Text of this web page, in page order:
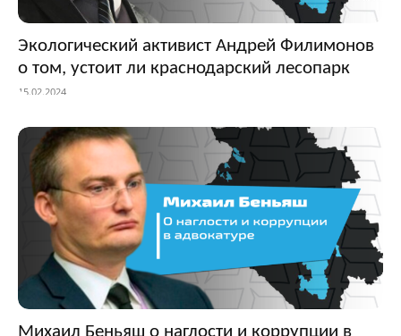
Экологический активист Андрей Филимонов
о том, устоит ли краснодарский лесопарк
15.02.2024
Михаил Беньяш о наглости и коррупции в